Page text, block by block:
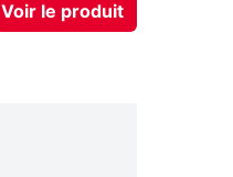
Voir le produit